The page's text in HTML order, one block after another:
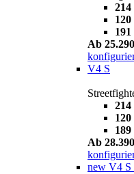
214
Ab
V4 S
214
Ab
new V4 S